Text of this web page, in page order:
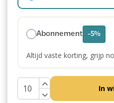
Abonnement -5%
Altijd vaste korting, grijp
In